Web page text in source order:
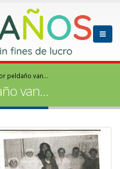
peldaño van…
van…